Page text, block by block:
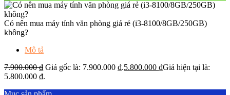
Có nên mua máy tính văn phòng giá rẻ (i3-8100/8GB/250GB)
không?
Mô tả
7.900.000₫ Giá gốc là: 7.900.000 ₫.5.800.000 ₫Giá hiện tại là:
5.800.000 ₫.